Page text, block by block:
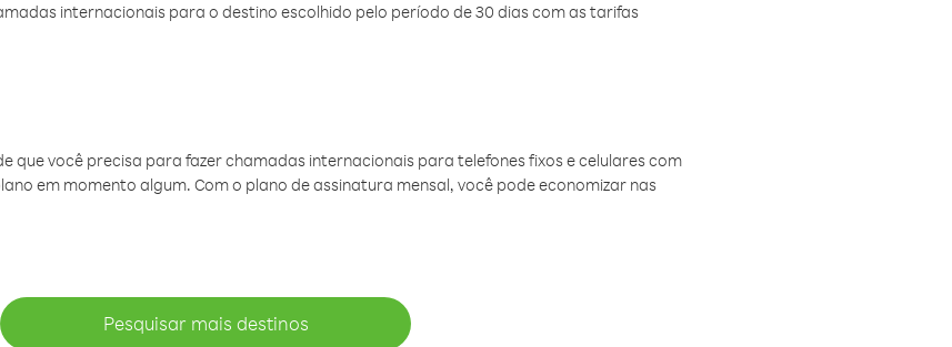
internacionais para o destino escolhido pelo período de 30 dias com as tarifas
que você precisa para fazer chamadas internacionais para telefones fixos e celulares com
em momento algum. Com o plano de assinatura mensal, você pode economizar nas
Pesquisar mais destinos